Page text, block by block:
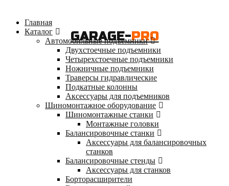
GARAGE-PRO
Главная
Каталог
Автомобильные подъемники
Двухстоечные подъемники
Четырехстоечные подъемники
Ножничные подъемники
Траверсы гидравлические
Подкатные колонны
Аксессуары для подъемников
Шиномонтажное оборудование
Шиномонтажные станки
Монтажные головки
Балансировочные станки
Аксессуары для балансировочных
станков
Балансировочные стенды
Аксессуары для станков
Борторасширители